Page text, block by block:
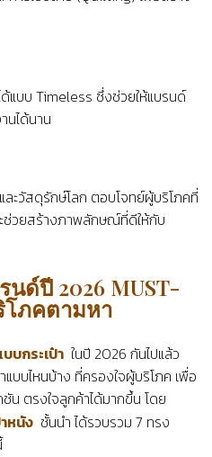
ด้แบบ Timeless ซึ่งช่วยให้แบรนด์
นได้นาน
ละวัสดุรักษ์โลก ตอบโจทย์ผู้บริโภคที่
ช่วยสร้างภาพลักษณ์ที่ดีให้กับ
นด์ปี 2026 MUST-
โภคตามหา
บกระเป๋า ในปี 2026 กันไปแล้ว
บบไหนบ้าง ที่ครองใจผู้บริโภค เพื่อ
ชัน ตรงใจลูกค้าได้มากขึ้น โดย
หนัง ชั้นนำ ได้รวบรวม 7 ทรง